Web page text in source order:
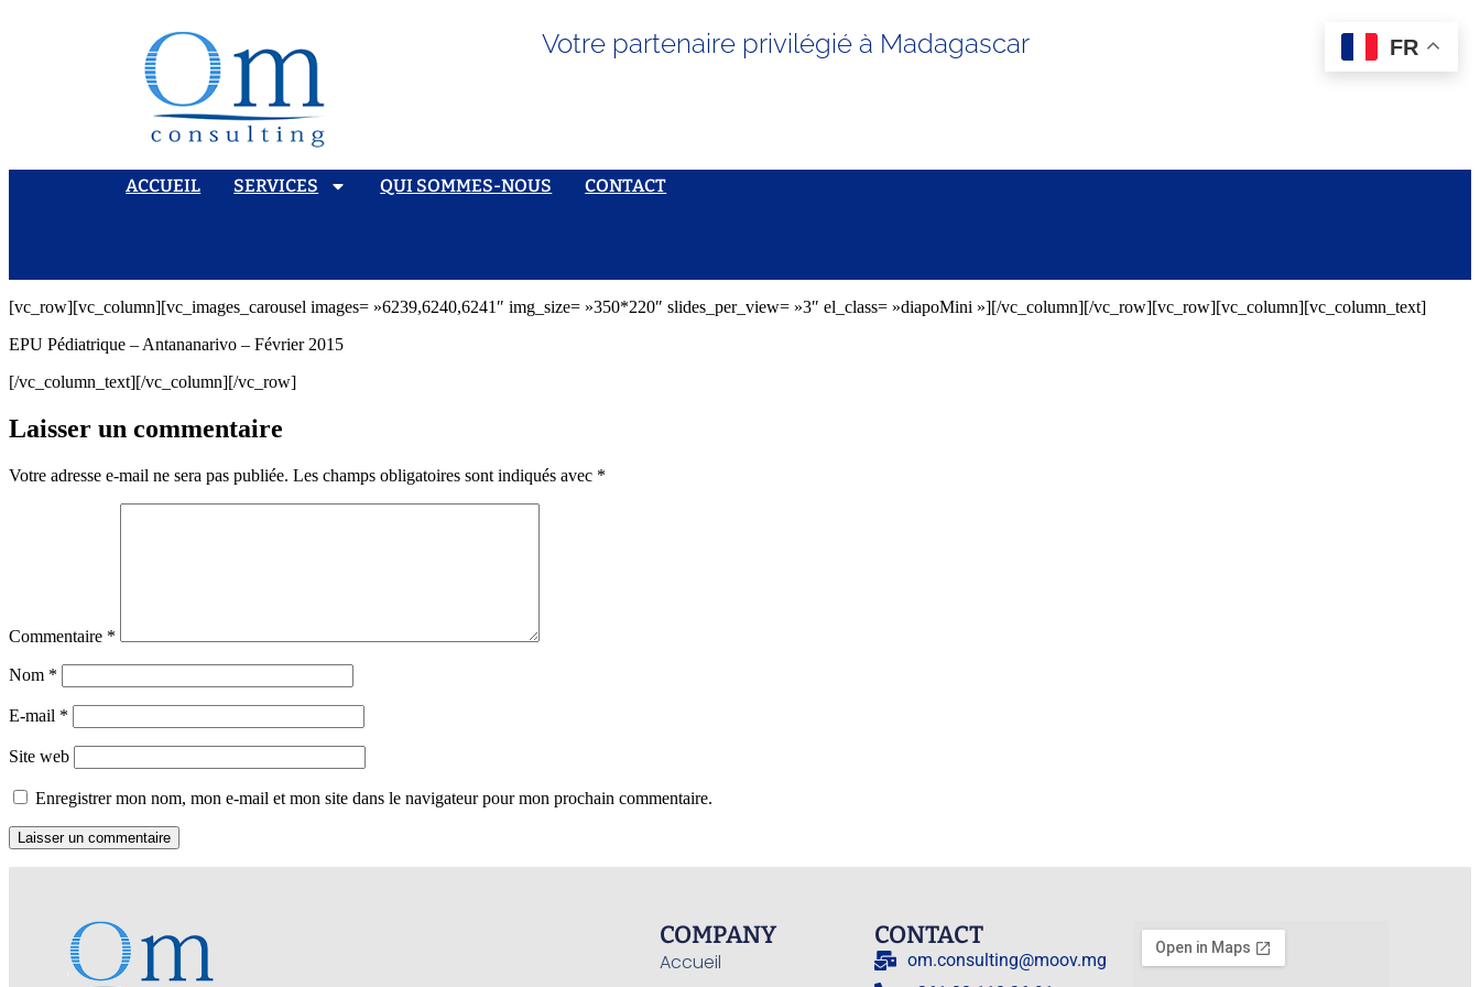
Votre partenaire privilégié à Madagascar
ACCUEIL SERVICES QUI SOMMES-NOUS CONTACT
[vc_row][vc_column][vc_images_carousel images= »6239,6240,6241″ img_size= »350*220″ slides_per_view= »3″ el_class= »diapoMini »][/vc_column][/vc_row][vc_row][vc_column][vc_column_text]
EPU Pédiatrique – Antananarivo – Février 2015
[/vc_column_text][/vc_column][/vc_row]
Laisser un commentaire
Votre adresse e-mail ne sera pas publiée. Les champs obligatoires sont indiqués avec *
Commentaire *
Nom *
E-mail *
Site web
Enregistrer mon nom, mon e-mail et mon site dans le navigateur pour mon prochain commentaire.
COMPANY
Accueil
CONTACT
om.consulting@moov.mg
FR